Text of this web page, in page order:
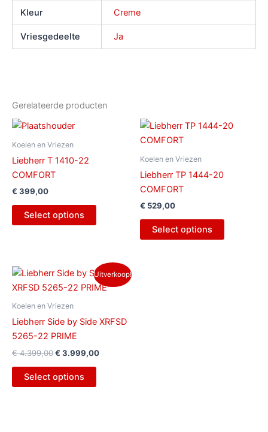
Kleur Creme
Vriesgedeelte Ja
Gerelateerde producten
Koelen en Vriezen
Liebherr T 1410-22
COMFORT
€ 399,00
Select options
Koelen en Vriezen
Liebherr TP 1444-20
COMFORT
€ 529,00
Select options
Uitverkoop!
Koelen en Vriezen
Liebherr Side by Side XRFSD
5265-22 PRIME
€4.399,00
Oorspronkelijke
prijs
was:
€ 3.999,00
Huidige
prijs
is:
Select options